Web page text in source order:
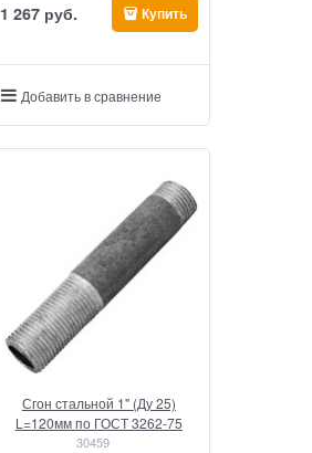
1 267 руб. Купить
Добавить в сравнение
Сгон стальной 1" (Ду 25)
L=120мм по ГОСТ 3262-75
30459